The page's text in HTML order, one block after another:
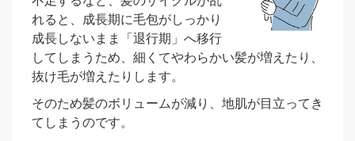
れると、成長期に毛包がしっかり
成長しないまま「退行期」へ移行
してしまうため、細くてやわらかい髪が増えたり、
抜け毛が増えたりします。
そのため髪のボリュームが減り、地肌が目立ってき
てしまうのです。